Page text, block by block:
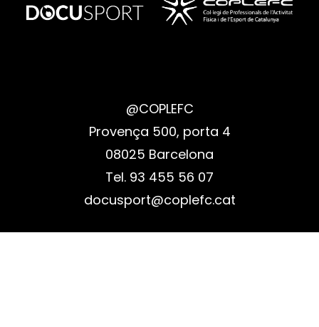
@COPLEFC
Provença 500, porta 4
08025 Barcelona
Tel. 93 455 56 07
docusport@coplefc.cat